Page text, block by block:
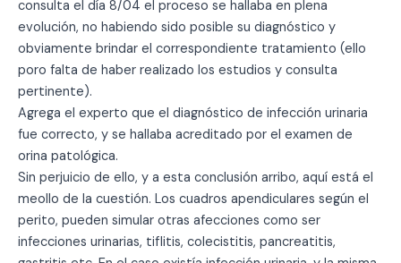
consulta el día 8/04 el proceso se hallaba en plena
evolución, no habiendo sido posible su diagnóstico y
obviamente brindar el correspondiente tratamiento (ello
poro falta de haber realizado los estudios y consulta
pertinente).
Agrega el experto que el diagnóstico de infección urinaria
fue correcto, y se hallaba acreditado por el examen de
orina patológica.
Sin perjuicio de ello, y a esta conclusión arribo, aquí está el
meollo de la cuestión. Los cuadros apendiculares según el
perito, pueden simular otras afecciones como ser
infecciones urinarias, tiflitis, colecistitis, pancreatitis,